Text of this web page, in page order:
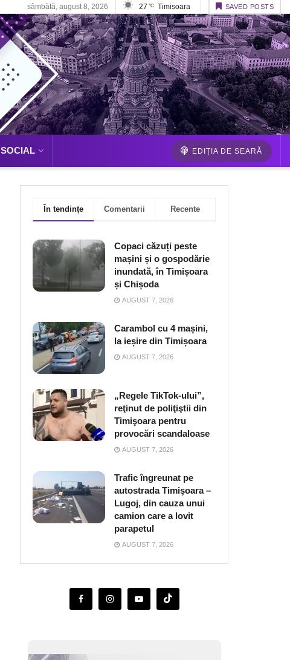
sâmbătă, august 8, 2026 27 °C Timisoara SAVED POSTS
SOCIAL EDIȚIA DE SEARĂ
În tendințe Comentarii Recente
Copaci căzuți peste
mașini și o gospodărie
inundată, în Timișoara
și Chișoda
AUGUST 7, 2026
Carambol cu 4 mașini,
la ieșire din Timișoara
AUGUST 7, 2026
„Regele TikTok-ului”,
reţinut de poliţiştii din
Timişoara pentru
provocări scandaloase
AUGUST 7, 2026
Trafic îngreunat pe
autostrada Timişoara –
Lugoj, din cauza unui
camion care a lovit
parapetul
AUGUST 7, 2026